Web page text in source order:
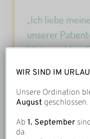
„Ich liebe
unserer
Mich macht es
mit einem
Yvonne Schmiederer
WIR SIND IM
Unsere Ordination
August geschlossen.
Ab1. September
da.